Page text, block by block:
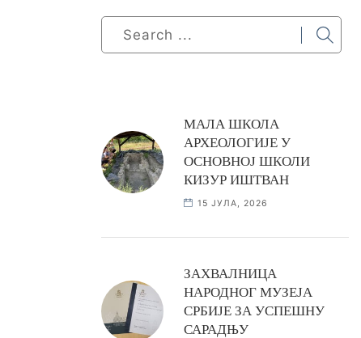
МАЛА ШКОЛА
АРХЕОЛОГИЈЕ У
ОСНОВНОЈ ШКОЛИ
КИЗУР ИШТВАН
15 ЈУЛА, 2026
ЗАХВАЛНИЦА
НАРОДНОГ МУЗЕЈА
СРБИЈЕ ЗА УСПЕШНУ
САРАДЊУ